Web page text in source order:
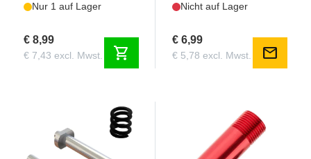
Nur 1 auf Lager
€ 8,99
€ 7,43 excl. Mwst. shopping_cart
Nicht auf Lager
€ 6,99
€ 5,78 excl. Mwst. mail